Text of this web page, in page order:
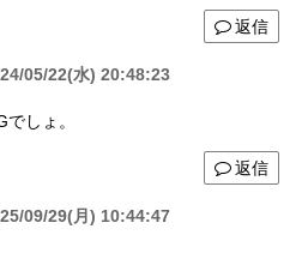
返信
05/22(水) 20:48:23
しょ。
返信
09/29(月) 10:44:47